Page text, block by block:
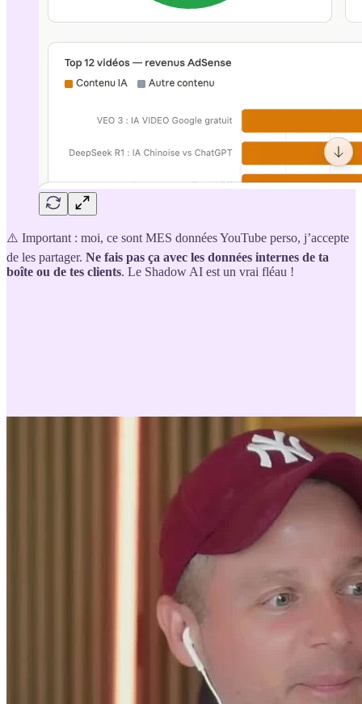
⚠️ Important : moi, ce sont MES données YouTube perso, j’accepte
de les partager. Ne fais pas ça avec les données internes de ta
boîte ou de tes clients. Le Shadow AI est un vrai fléau !